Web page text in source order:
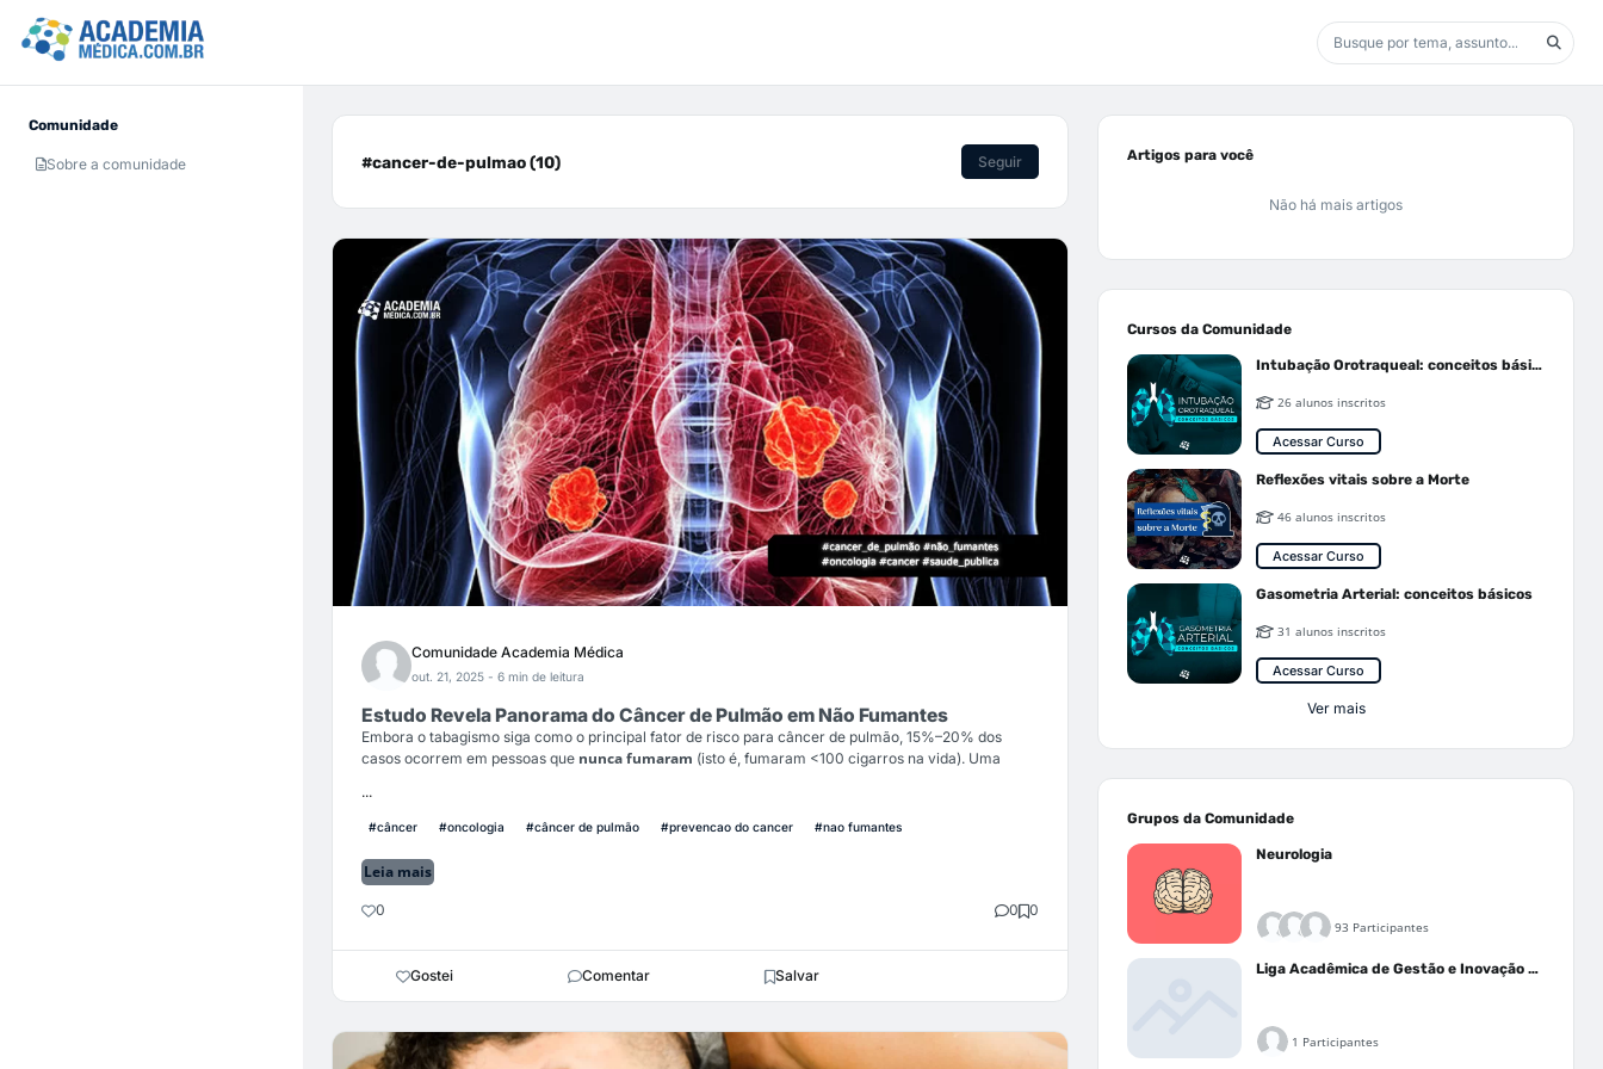
Comunidade
Sobre a comunidade #cancer-de-pulmao (10) Seguir
Comunidade Academia Médica
out. 21, 2025 - 6 min de leitura
Estudo Revela Panorama do Câncer de Pulmão em Não Fumantes
Embora o tabagismo siga como o principal fator de risco para câncer de pulmão, 15%–20% dos
casos ocorrem em pessoas que nunca fumaram (isto é, fumaram <100 cigarros na vida). Uma
...
#câncer #oncologia #câncer de pulmão #prevencao do cancer #nao fumantes
Leia mais
0 0 0
Gostei Comentar Salvar
Artigos para você
Não há mais artigos
Cursos da Comunidade
Intubação Orotraqueal: conceitos básicos
26 alunos inscritos
Acessar Curso
Reflexões vitais sobre a Morte
46 alunos inscritos
Acessar Curso
Gasometria Arterial: conceitos básicos
31 alunos inscritos
Acessar Curso
Ver mais
Grupos da Comunidade
Neurologia
93 Participantes
Liga Acadêmica de Gestão e Inovação Médica - LAGIM
1 Participantes